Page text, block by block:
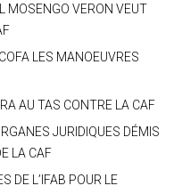
MOSENGO VERON VEUT
LES MANOEUVRES
AU TAS CONTRE LA CAF
JURIDIQUES DÉMIS
LA CAF
DE L’IFAB POUR LE